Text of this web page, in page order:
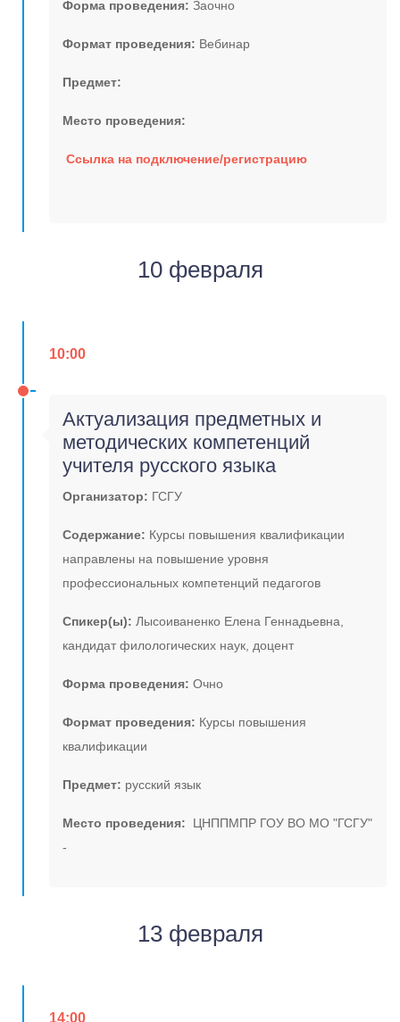
Форма проведения: Заочно
Формат проведения: Вебинар
Предмет:
Место проведения:
Ссылка на подключение/регистрацию
10 февраля
10:00
Актуализация предметных и
методических компетенций
учителя русского языка
Организатор: ГСГУ
Содержание: Курсы повышения квалификации
направлены на повышение уровня
профессиональных компетенций педагогов
Спикер(ы): Лысоиваненко Елена Геннадьевна,
кандидат филологических наук, доцент
Форма проведения: Очно
Формат проведения: Курсы повышения
квалификации
Предмет: русский язык
Место проведения:
ЦНППМПР ГОУ ВО МО "ГСГУ"
-
13 февраля
14:00